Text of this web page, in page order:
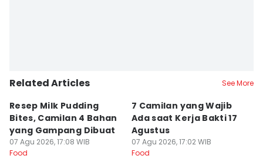
Related Articles See More
Resep Milk Pudding
Bites, Camilan 4 Bahan
yang Gampang Dibuat
07 Agu 2026, 17:08 WIB
Food
7 Camilan yang Wajib
Ada saat Kerja Bakti 17
Agustus
07 Agu 2026, 17:02 WIB
Food